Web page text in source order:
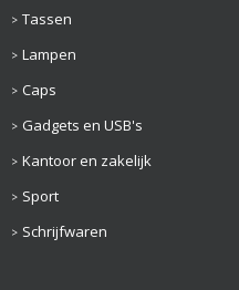
Tassen
Lampen
Caps
Gadgets en USB's
Kantoor en zakelijk
Sport
Schrijfwaren